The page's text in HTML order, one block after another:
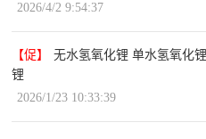
2026/4/2 9:54:37
【促】
无水氢氧化锂 单水氢氧化
锂
2026/1/23 10:33:39